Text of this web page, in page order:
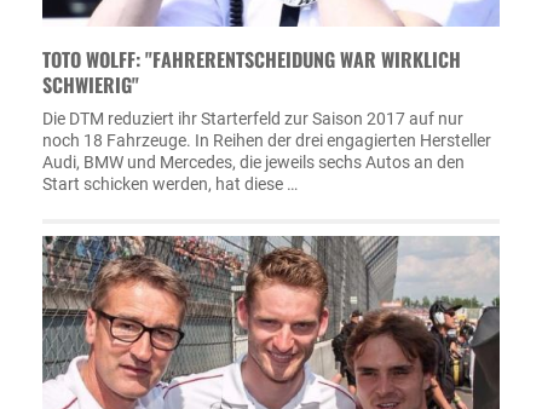
TOTO WOLFF: "FAHRERENTSCHEIDUNG WAR WIRKLICH
SCHWIERIG"
Die DTM reduziert ihr Starterfeld zur Saison 2017 auf nur
noch 18 Fahrzeuge. In Reihen der drei engagierten Hersteller
Audi, BMW und Mercedes, die jeweils sechs Autos an den
Start schicken werden, hat diese …